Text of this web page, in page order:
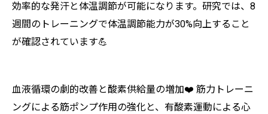
効率的な発汗と体温調節が可能になります。研究では、8
週間のトレーニングで体温調節能力が30%向上すること
が確認されています💪
血液循環の劇的改善と酸素供給量の増加❤️ 筋力トレーニ
ングによる筋ポンプ作用の強化と、有酸素運動による心